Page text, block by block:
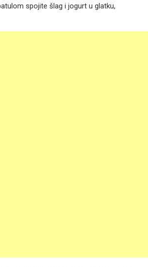
spojite šlag i jogurt u glatku,